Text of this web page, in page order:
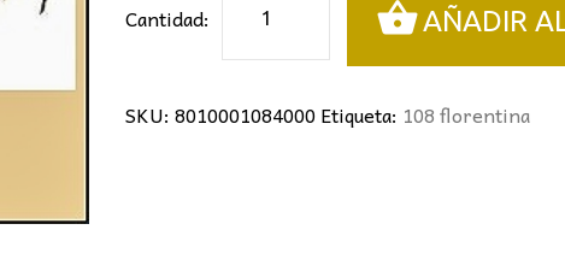
Cantidad:
florentina
40cm
AÑADIR
SKU: 8010001084000Etiqueta: 108 florentina